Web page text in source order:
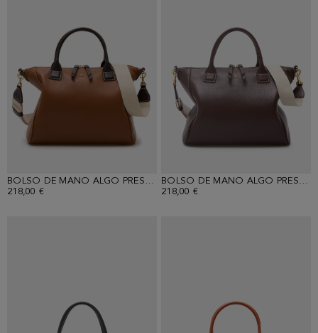
BOLSO DE MANO ALGO PRESTADO
218,00 €
BOLSO DE MANO ALGO PRESTADO
218,00 €